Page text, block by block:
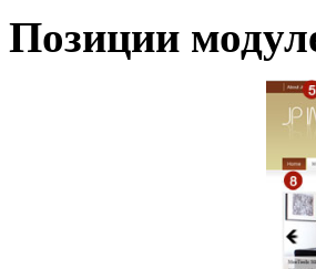
Позиции